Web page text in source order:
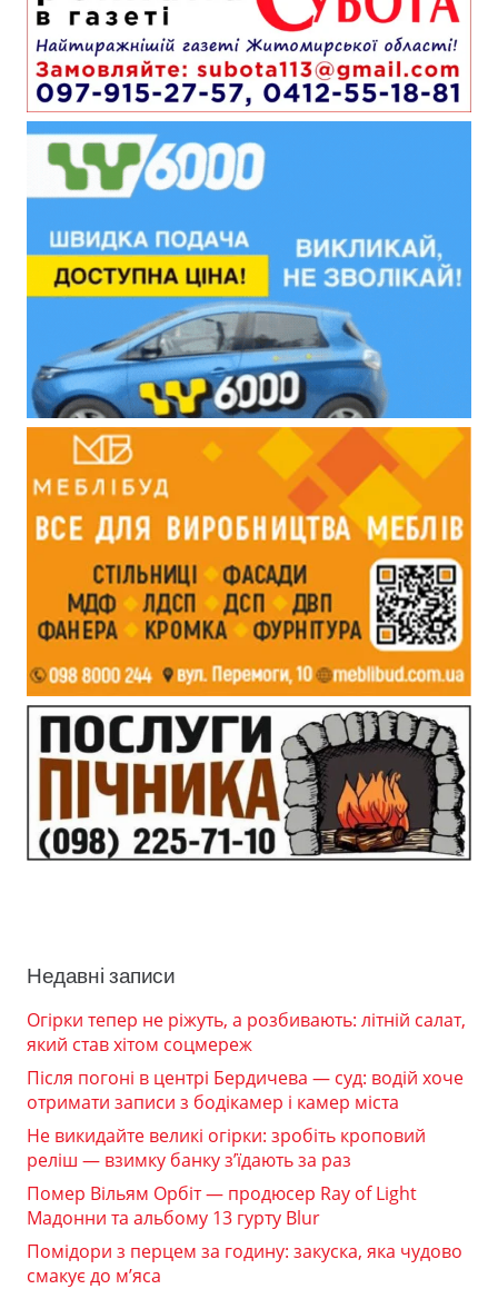
Недавні записи
Огірки тепер не ріжуть, а розбивають: літній салат,
який став хітом соцмереж
Після погоні в центрі Бердичева — суд: водій хоче
отримати записи з бодікамер і камер міста
Не викидайте великі огірки: зробіть кроповий
реліш — взимку банку з’їдають за раз
Помер Вільям Орбіт — продюсер Ray of Light
Мадонни та альбому 13 гурту Blur
Помідори з перцем за годину: закуска, яка чудово
смакує до м’яса